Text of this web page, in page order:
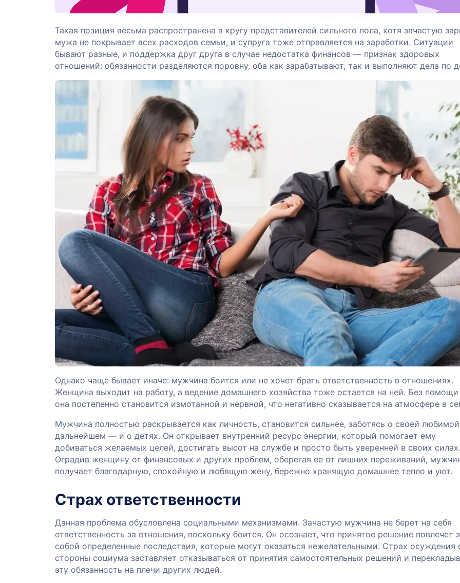
Такая позиция весьма распространена в кругу представителей сильного пола, хотя зачастую
мужа не покрывает всех расходов семьи, и супруга тоже отправляется на заработки. Ситуации
бывают разные, и поддержка друг друга в случае недостатка финансов — признак здоровых
отношений: обязанности разделяются поровну, оба как зарабатывают, так и выполняют дела по
Однако чаще бывает иначе: мужчина боится или не хочет брать ответственность в отношениях.
Женщина выходит на работу, а ведение домашнего хозяйства тоже остается на ней. Без
она постепенно становится измотанной и нервной, что негативно сказывается на атмосфере в
Мужчина полностью раскрывается как личность, становится сильнее, заботясь о своей
дальнейшем — и о детях. Он открывает внутренний ресурс энергии, который помогает ему
добиваться желаемых целей, достигать высот на службе и просто быть уверенней в своих силах.
Оградив женщину от финансовых и других проблем, оберегая ее от лишних переживаний,
получает благодарную, спокойную и любящую жену, бережно хранящую домашнее тепло и уют.
Страх ответственности
Данная проблема обусловлена социальными механизмами. Зачастую мужчина не берет на себя
ответственность за отношения, поскольку боится. Он осознает, что принятое решение повлечет
собой определенные последствия, которые могут оказаться нежелательными. Страх осуждения
стороны социума заставляет отказываться от принятия самостоятельных решений и
эту обязанность на плечи других людей.